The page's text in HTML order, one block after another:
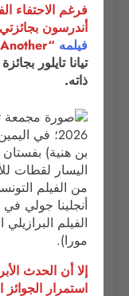
فرغم الاحتفاء
أندرسون
فيلمه “One Battle After Another”،
تيانا تايلور
ذاته.
إلا أن الحدث
استمرار